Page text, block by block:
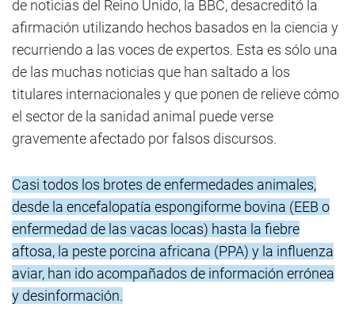
de noticias del Reino Unido, la BBC, desacreditó la
afirmación utilizando hechos basados en la ciencia y
recurriendo a las voces de expertos. Esta es sólo una
de las muchas noticias que han saltado a los
titulares internacionales y que ponen de relieve cómo
el sector de la sanidad animal puede verse
gravemente afectado por falsos discursos.
Casi todos los brotes de enfermedades animales,
desde la encefalopatía espongiforme bovina (EEB o
enfermedad de las vacas locas) hasta la fiebre
aftosa, la peste porcina africana (PPA) y la influenza
aviar, han ido acompañados de información errónea
y desinformación.